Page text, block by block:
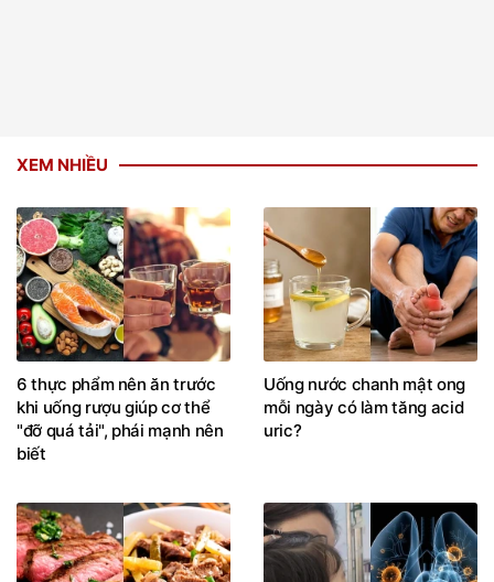
XEM NHIỀU
6 thực phẩm nên ăn trước
khi uống rượu giúp cơ thể
"đỡ quá tải", phái mạnh nên
biết
Uống nước chanh mật ong
mỗi ngày có làm tăng acid
uric?